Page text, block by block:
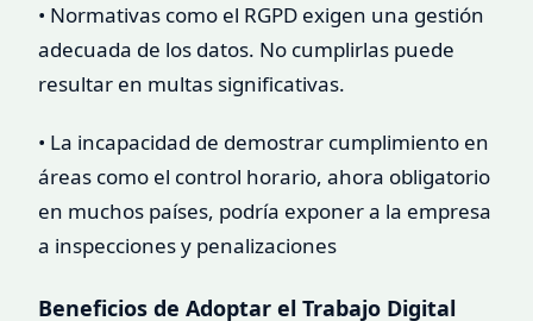
• Normativas como el RGPD exigen una gestión
adecuada de los datos. No cumplirlas puede
resultar en multas significativas.
• La incapacidad de demostrar cumplimiento en
áreas como el control horario, ahora obligatorio
en muchos países, podría exponer a la empresa
a inspecciones y penalizaciones
Beneficios de Adoptar el Trabajo Digital